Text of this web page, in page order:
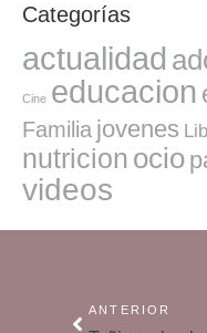
Categorías
actualidad
Cine educacion
Familia jovenes
nutricion ocio
videos
ANTERIOR